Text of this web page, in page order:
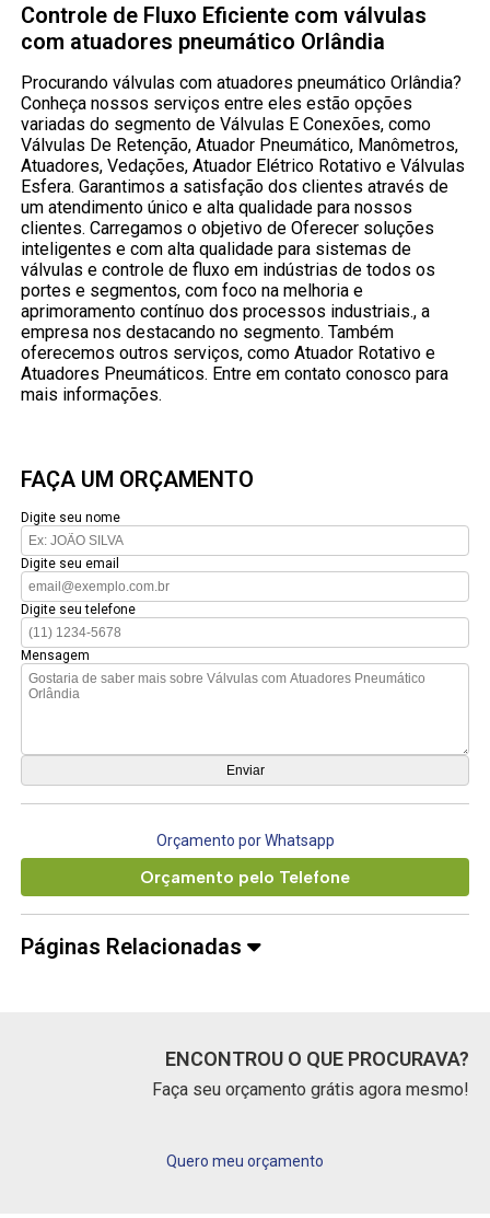
Controle de Fluxo Eficiente com válvulas
com atuadores pneumático Orlândia
Procurando válvulas com atuadores pneumático Orlândia?
Conheça nossos serviços entre eles estão opções
variadas do segmento de Válvulas E Conexões, como
Válvulas De Retenção, Atuador Pneumático, Manômetros,
Atuadores, Vedações, Atuador Elétrico Rotativo e Válvulas
Esfera. Garantimos a satisfação dos clientes através de
um atendimento único e alta qualidade para nossos
clientes. Carregamos o objetivo de Oferecer soluções
inteligentes e com alta qualidade para sistemas de
válvulas e controle de fluxo em indústrias de todos os
portes e segmentos, com foco na melhoria e
aprimoramento contínuo dos processos industriais., a
empresa nos destacando no segmento. Também
oferecemos outros serviços, como Atuador Rotativo e
Atuadores Pneumáticos. Entre em contato conosco para
mais informações.
FAÇA UM ORÇAMENTO
Digite seu nome
Digite seu email
Digite seu telefone
Mensagem
Orçamento por Whatsapp
Orçamento pelo Telefone
Páginas Relacionadas
ENCONTROU O QUE PROCURAVA?
Faça seu orçamento grátis agora mesmo!
Quero meu orçamento